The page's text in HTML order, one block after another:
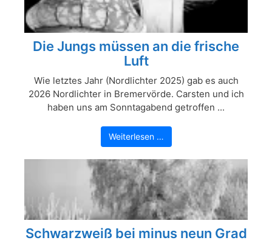
Die Jungs müssen an die frische
Luft
Wie letztes Jahr (Nordlichter 2025) gab es auch
2026 Nordlichter in Bremervörde. Carsten und ich
haben uns am Sonntagabend getroffen ...
Weiterlesen …
Schwarzweiß bei minus neun Grad